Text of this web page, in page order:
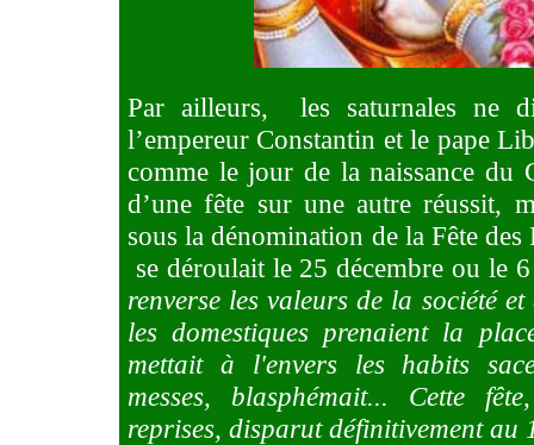
Par ailleurs,
les saturnales ne
l’empereur Constantin et le pape
comme le jour de la naissance du
d’une fête sur une autre réussit,
sous la dénomination de la Fête
se déroulait le 25 décembre ou le
renverse les valeurs de la société
les domestiques prenaient la
mettait à l'envers les habits
messes, blasphémait... Cette
reprises, disparut définitivement au